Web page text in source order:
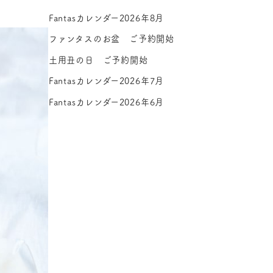
Fantasカレンダー2026年8月
ファンタスのお盆 ご予約開始
土用丑の日 ご予約開始
Fantasカレンダー2026年7月
Fantasカレンダー2026年6月